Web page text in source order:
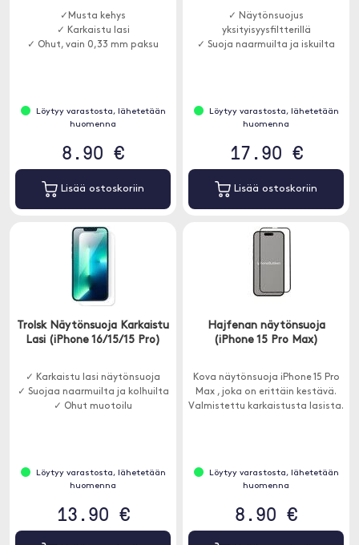
✓Musta kehys
✓ Karkaistu lasi
✓ Ohut, vain 0,33 mm paksu
Löytyy varastosta, lähetetään
huomenna
8.90 €
Lisää ostoskoriin
✓ Näytönsuojus
yksityisyysfiltterillä
✓ Suoja naarmuilta ja iskuilta
Löytyy varastosta, lähetetään
huomenna
17.90 €
Lisää ostoskoriin
Trolsk Näytönsuoja Karkaistu
Lasi (iPhone 16/15/15 Pro)
✓ Karkaistu lasi näytönsuoja
✓ Suojaa naarmuilta ja kolhuilta
✓ Ohut muotoilu
Löytyy varastosta, lähetetään
huomenna
13.90 €
Hajfenan näytönsuoja
(iPhone 15 Pro Max)
Kova näytönsuoja iPhone 15 Pro
Max , joka on erittäin kestävä.
Valmistettu karkaistusta lasista.
Löytyy varastosta, lähetetään
huomenna
8.90 €